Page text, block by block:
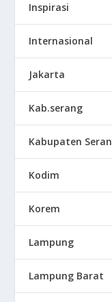
Inspirasi
Internasional
Jakarta
Kab.serang
Kabupaten
Kodim
Korem
Lampung
Lampung Barat